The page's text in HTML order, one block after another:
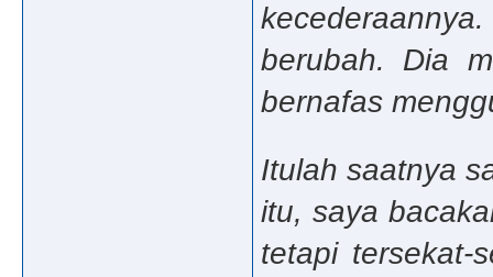
berubah. Dia
bernafas
Itulah saatnya
itu, saya
tetapi tersekat-